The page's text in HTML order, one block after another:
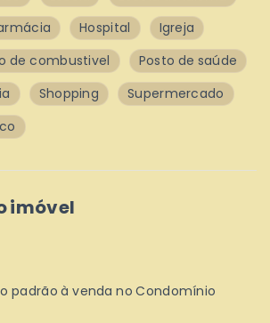
Hospital
Igreja
de combustivel
Posto de saúde
Shopping
Supermercado
imóvel
padrão à venda no Condomínio